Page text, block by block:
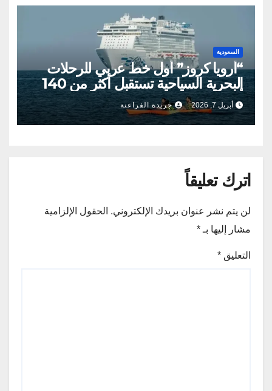
السعودية
“أرويا كروز” أول خط عربي للرحلات
البحرية السياحية تستقبل أكثر من 140
ألف ضيف
أبريل 7, 2026 جريدة الفراعنة
اترك تعليقاً
لن يتم نشر عنوان بريدك الإلكتروني. الحقول الإلزامية
مشار إليها بـ *
التعليق *